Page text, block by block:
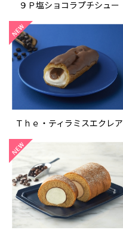
９Ｐ塩ショコラプチシュー
Ｔｈｅ・ティラミスエクレア